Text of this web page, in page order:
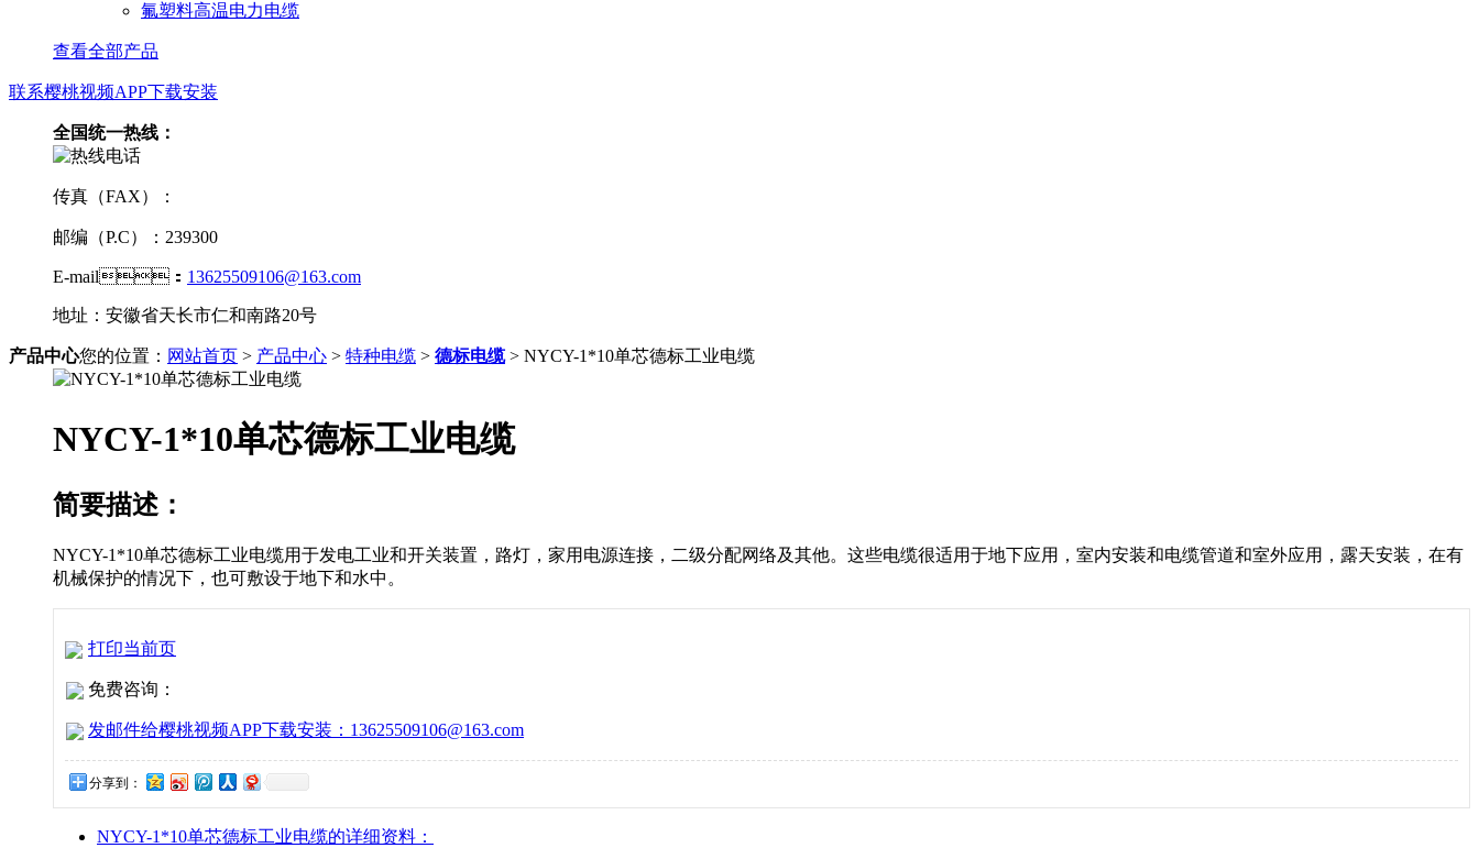
氟塑料高温电力电缆
查看全部产品
联系樱桃视频APP下载安装
全国统一热线：
传真（FAX）：
邮编（P.C）：239300
E-mail： 13625509106@163.com
地址：安徽省天长市仁和南路20号
产品中心您的位置： 网站首页 > 产品中心 > 特种电缆 > 德标电缆> NYCY-1*10单芯德标工业电缆
NYCY-1*10单芯德标工业电缆
简要描述：
NYCY-1*10单芯德标工业电缆用于发电工业和开关装置，路灯，家用电源连接，二级分配网络及其他。这些电缆很适用于地下应用，室内安装和电缆管道和室外应用，露天安装，在有
机械保护的情况下，也可敷设于地下和水中。
打印当前页
免费咨询：
发邮件给樱桃视频APP下载安装：13625509106@163.com
分享到：
NYCY-1*10单芯德标工业电缆的详细资料：